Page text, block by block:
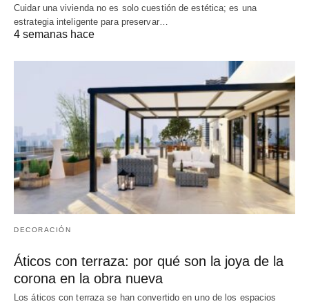
Cuidar una vivienda no es solo cuestión de estética; es una
estrategia inteligente para preservar…
4 semanas hace
DECORACIÓN
Áticos con terraza: por qué son la joya de la
corona en la obra nueva
Los áticos con terraza se han convertido en uno de los espacios